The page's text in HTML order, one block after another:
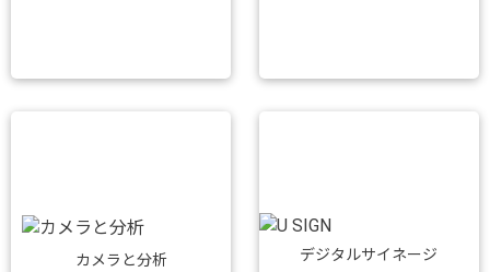
カメラと分析 デジタルサイネージ